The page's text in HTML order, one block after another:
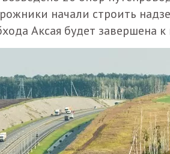
начали строить
Аксая будет завершена к